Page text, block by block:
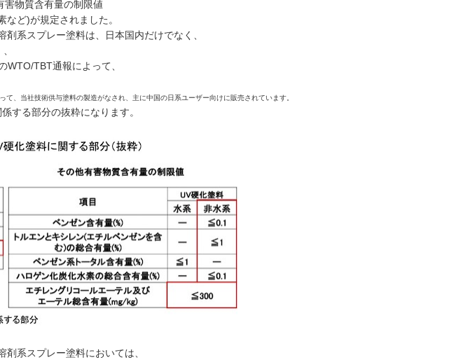
害物質含有量の制限値
ど)が規定されました。
系スプレー塗料は、日本国内だけでなく、
WTO/TBT通報によって、
て、当社技術供与塗料の製造がなされ、 主に中国の日系ユーザー向けに販売されています。
する部分の抜粋になります。
系スプレー塗料においては、